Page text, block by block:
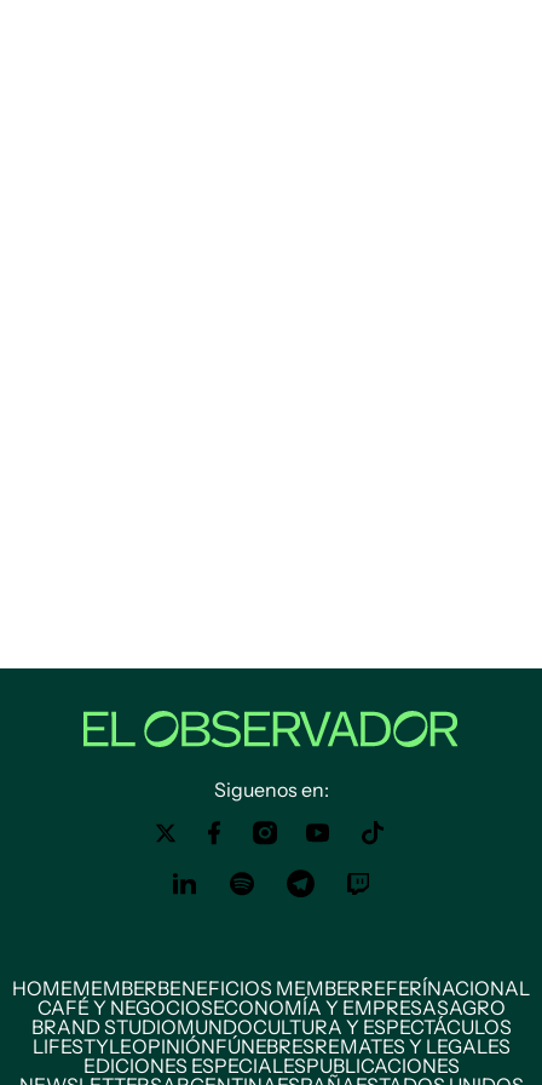
Siguenos en:
HOMEMEMBERBENEFICIOS MEMBERREFERÍNACIONAL
CAFÉ Y NEGOCIOSECONOMÍA Y EMPRESASAGRO
BRAND STUDIOMUNDOCULTURA Y ESPECTÁCULOS
LIFESTYLEOPINIÓNFÚNEBRESREMATES Y LEGALES
EDICIONES ESPECIALESPUBLICACIONES